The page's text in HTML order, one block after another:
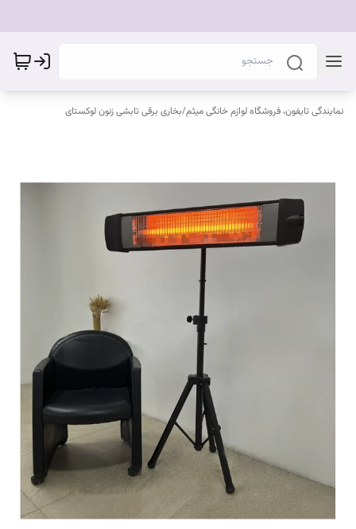
نمایندگی تایفون، فروشگاه لوازم خانگی میثم/بخاری برقی تابشی زنون لوکستای